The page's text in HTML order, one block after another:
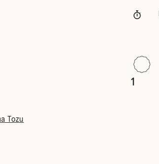
Tozu
1